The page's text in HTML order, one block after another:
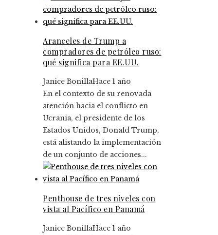
Aranceles de Trump a
compradores de petróleo ruso:
qué significa para EE.UU.
Janice BonillaHace 1 año
En el contexto de su renovada
atención hacia el conflicto en
Ucrania, el presidente de los
Estados Unidos, Donald Trump,
está alistando la implementación
de un conjunto de acciones...
Penthouse de tres niveles con
vista al Pacífico en Panamá
Janice BonillaHace 1 año